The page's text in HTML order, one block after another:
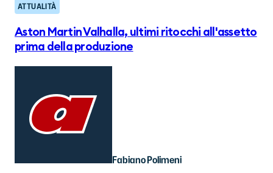
ATTUALITÀ
Aston Martin Valhalla, ultimi ritocchi all'assetto
prima della produzione
Fabiano Polimeni